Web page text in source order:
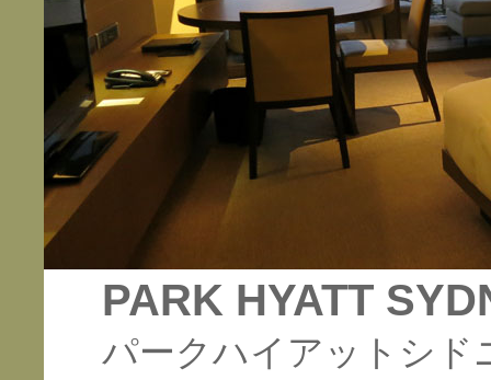
PARK HYATT
パークハイアットシド